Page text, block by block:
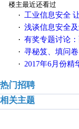
楼主最近还看过
·
工业信息安全
· 浅谈信息安全
· 有奖专题讨论：面对低压变
· 寻秘笈、填问
· 2017年6月份精
热门招聘
相关主题